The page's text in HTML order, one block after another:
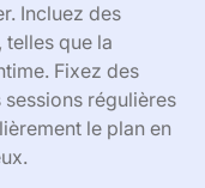
Incluez des
que la
Fixez des
régulières
le plan en